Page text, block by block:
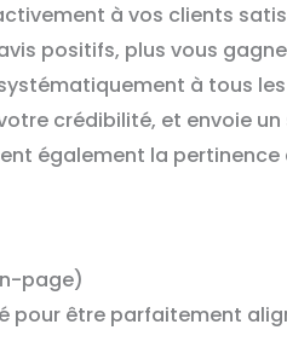
à vos clients
positifs, plus vous
à tous
crédibilité, et envoie
également la
page)
pour être parfaitement